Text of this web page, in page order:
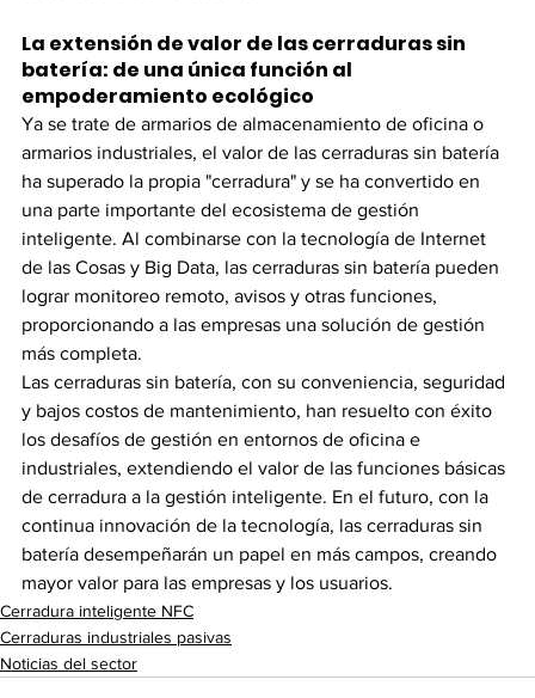
La extensión de valor de las cerraduras sin
batería: de una única función al
empoderamiento ecológico
Ya se trate de armarios de almacenamiento de oficina o
armarios industriales, el valor de las cerraduras sin batería
ha superado la propia "cerradura" y se ha convertido en
una parte importante del ecosistema de gestión
inteligente. Al combinarse con la tecnología de Internet
de las Cosas y Big Data, las cerraduras sin batería pueden
lograr monitoreo remoto, avisos y otras funciones,
proporcionando a las empresas una solución de gestión
más completa.  ​
Las cerraduras sin batería, con su conveniencia, seguridad
y bajos costos de mantenimiento, han resuelto con éxito
los desafíos de gestión en entornos de oficina e
industriales, extendiendo el valor de las funciones básicas
de cerradura a la gestión inteligente. En el futuro, con la
continua innovación de la tecnología, las cerraduras sin
batería desempeñarán un papel en más campos, creando
mayor valor para las empresas y los usuarios.
Cerradura inteligente NFC
Cerraduras industriales pasivas
Noticias del sector